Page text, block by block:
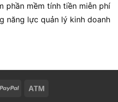
phần mềm tính tiền miễn phí
năng lực quản lý kinh doanh